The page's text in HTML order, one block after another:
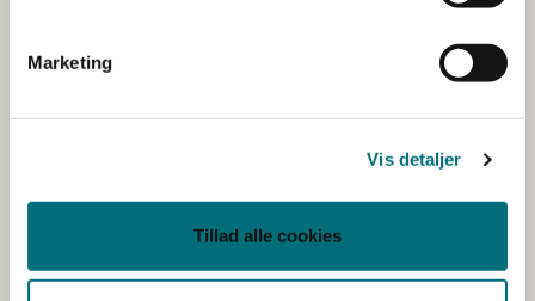
Marketing
Vis detaljer
Tillad alle cookies
EAN: 5798000893016
IBAN nr.: DK3302164069167470
Fredag fra 08.30 – 14.00